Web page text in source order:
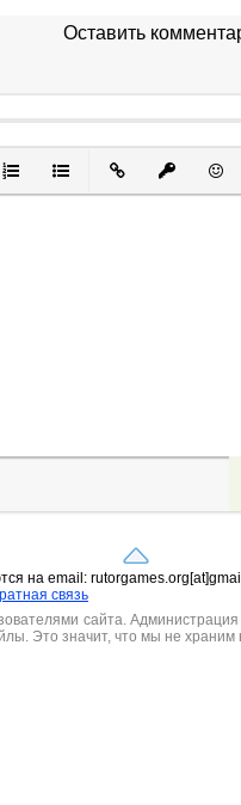
Оставить
список
Маркированный список
Вставить ссылку
Вставить
на email:
связь
сайта. Администрация
Это значит, что мы не